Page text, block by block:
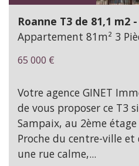
Roanne T3 de 81,1 m2
Appartement 81m² 3
65 000 €
Votre agence GINET
de vous proposer ce T3
Sampaix, au 2ème
Proche du centre-ville et
une rue calme,...